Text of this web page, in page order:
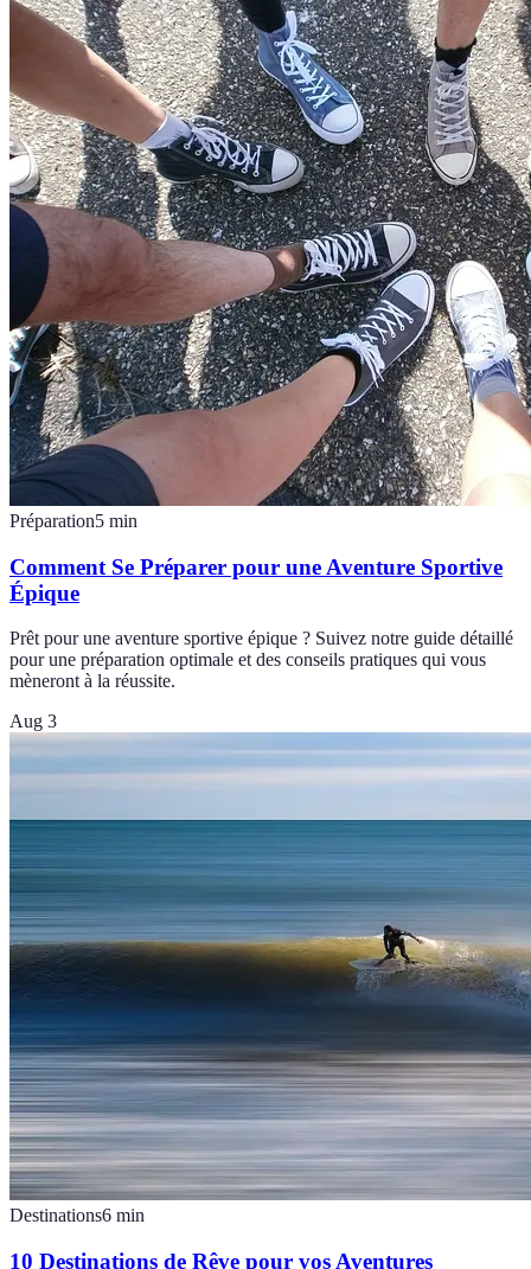
Préparation5 min
Comment Se Préparer pour une Aventure Sportive
Épique
Prêt pour une aventure sportive épique ? Suivez notre guide détaillé
pour une préparation optimale et des conseils pratiques qui vous
mèneront à la réussite.
Aug 3
Destinations6 min
10 Destinations de Rêve pour vos Aventures